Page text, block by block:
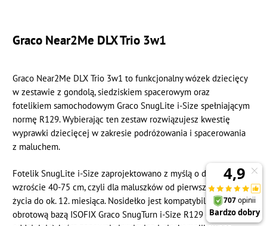
Graco Near2Me DLX Trio 3w1
Graco Near2Me DLX Trio 3w1 to funkcjonalny wózek dziecięcy
w zestawie z gondolą, siedziskiem spacerowym oraz
fotelikiem samochodowym Graco SnugLite i-Size spełniającym
normę R129. Wybierając ten zestaw rozwiązujesz kwestię
wyprawki dziecięcej w zakresie podróżowania i spacerowania
z maluchem.
Fotelik SnugLite i-Size zaprojektowano z myślą o dzieciach o
wzroście 40-75 cm, czyli dla maluszków od pierwszego dnia
życia do ok. 12. miesiąca. Nosidełko jest kompatybilne z
obrotową bazą ISOFIX Graco SnugTurn i-Size R129 (dostępna